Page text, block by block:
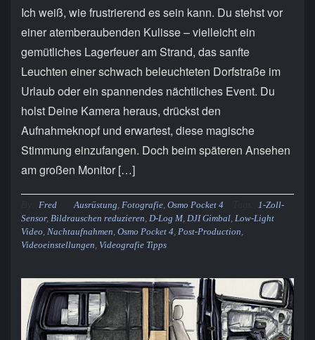
Ich weiß, wie frustrierend es sein kann. Du stehst vor
einer atemberaubenden Kulisse – vielleicht ein
gemütliches Lagerfeuer am Strand, das sanfte
Leuchten einer schwach beleuchteten Dorfstraße im
Urlaub oder ein spannendes nächtliches Event. Du
holst Deine Kamera heraus, drückst den
Aufnahmeknopf und erwartest, diese magische
Stimmung einzufangen. Doch beim späteren Ansehen
am großen Monitor […]
Fred Ausrüstung Fotografie, Osmo Pocket 4
1-Zoll-
Sensor, Bildrauschen reduzieren D-Log M, DJI Gimbal Low-Light
Video Nachtaufnahmen Osmo Pocket 4 Post-Production
Videoeinstellungen Videografie Tipps